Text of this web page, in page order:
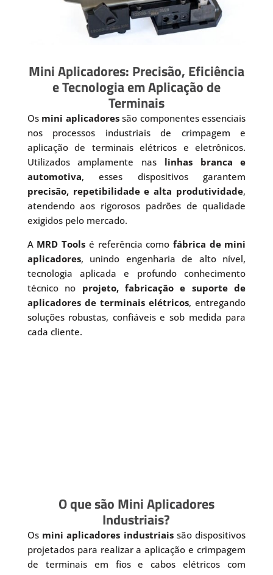
Mini Aplicadores: Precisão, Eficiência
e Tecnologia em Aplicação de
Terminais
Os mini aplicadoressão componentes essenciais
nos processos industriais de crimpagem e
aplicação de terminais elétricos e eletrônicos.
Utilizados amplamente nas linhas branca e
automotiva, esses dispositivos garantem
precisão, repetibilidade e alta produtividade,
atendendo aos rigorosos padrões de qualidade
exigidos pelo mercado.
A MRD Tools é referência como fábrica de mini
aplicadores, unindo engenharia de alto nível,
tecnologia aplicada e profundo conhecimento
técnico no projeto, fabricação e suporte de
aplicadores de terminais elétricos, entregando
soluções robustas, confiáveis e sob medida para
cada cliente.
O que são Mini Aplicadores
Industriais?
Os mini aplicadores industriaissão dispositivos
projetados para realizar a aplicação e crimpagem
de terminais em fios e cabos elétricos com